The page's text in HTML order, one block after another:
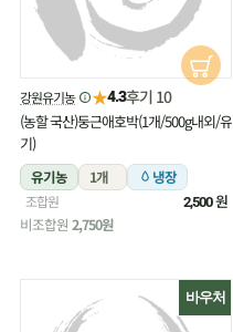
강원유기농 ★4.3후기 10
(농할 국산)둥근애호박(1개/500g내외/유
기)
유기농
1개 냉장
조합원 2,500원
비조합원 2,750원
바우처